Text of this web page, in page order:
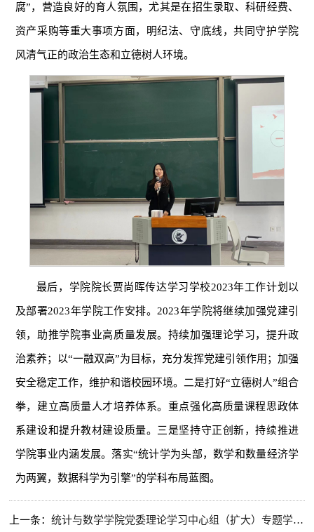
腐”，营造良好的育人氛围，尤其是在招生录取、科研经费、
资产采购等重大事项方面，明纪法、守底线，共同守护学院
风清气正的政治生态和立德树人环境。
最后，学院院长贾尚晖传达学习学校2023年工作计划以
及部署2023年学院工作安排。2023年学院将继续加强党建引
领，助推学院事业高质量发展。持续加强理论学习，提升政
治素养；以“一融双高”为目标，充分发挥党建引领作用；加强
安全稳定工作，维护和谐校园环境。二是打好“立德树人”组合
拳，建立高质量人才培养体系。重点强化高质量课程思政体
系建设和提升教材建设质量。三是坚持守正创新，持续推进
学院事业内涵发展。落实“统计学为头部，数学和数量经济学
为两翼，数据科学为引擎”的学科布局蓝图。
上一条：统计与数学学院党委理论学习中心组（扩大）专题学习《关于在全党大兴调查研究的工作方案》